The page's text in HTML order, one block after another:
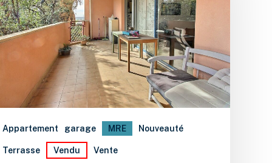
Appartement garage MRE Nouveauté
Terrasse Vendu Vente